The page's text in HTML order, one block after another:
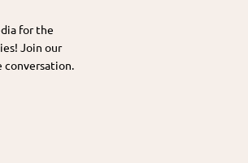
for the
Join our
conversation.